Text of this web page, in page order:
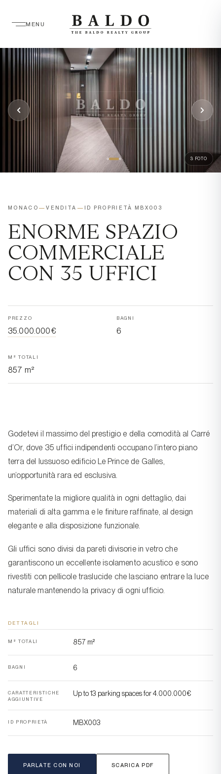
MENU
3 FOTO
MONACO —VENDITA — ID PROPRIETÀ MBX003
ENORME SPAZIO
COMMERCIALE
CON 35 UFFICI
PREZZO
35.000.000€
BAGNI
6
M² TOTALI
857 m²
Godetevi il massimo del prestigio e della comodità al Carré
d’Or, dove 35 uffici indipendenti occupano l’intero piano
terra del lussuoso edificio Le Prince de Galles,
un’opportunità rara ed esclusiva.
Sperimentate la migliore qualità in ogni dettaglio, dai
materiali di alta gamma e le finiture raffinate, al design
elegante e alla disposizione funzionale.
Gli uffici sono divisi da pareti divisorie in vetro che
garantiscono un eccellente isolamento acustico e sono
rivestiti con pellicole traslucide che lasciano entrare la luce
naturale mantenendo la privacy di ogni ufficio.
DETTAGLI
M² TOTALI 857 m²
BAGNI 6
CARATTERISTICHE
AGGIUNTIVE
Up to 13 parking spaces for 4.000.000€
ID PROPRIETÀ MBX003
PARLATE CON NOI SCARICA PDF